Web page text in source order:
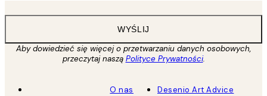
WYŚLIJ
Aby dowiedzieć się więcej o przetwarzaniu danych osobowych,
przeczytaj naszą Polityce Prywatności.
O nas
Desenio Art Advice